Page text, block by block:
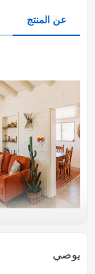
عن المنتج
وامض تهتز الحديث
يوصي